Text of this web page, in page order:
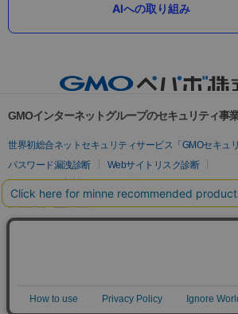
AIへの取り組み
GMOインターネットグループのセキュリティ事
世界初総合ネットセキュリティサービス「GMOセキュリ
パスワード漏洩診断
Webサイトリスク診断
セキュリティ相談AIチャットボット
実在証明・盗聴対策
サイバー攻撃対策（GMOサイバーセキュリティ byイエ